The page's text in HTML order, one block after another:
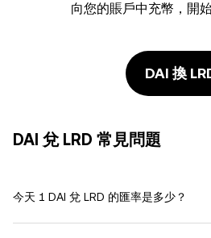
向您的賬戶中充幣，開
DAI 換
DAI 兌 LRD 常見問題
今天 1 DAI 兌 LRD 的匯率是多少？